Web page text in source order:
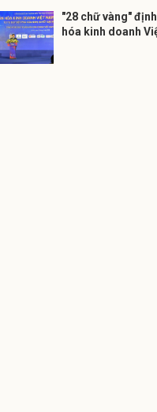
"28 chữ vàng"
hóa kinh doanh
Gửi